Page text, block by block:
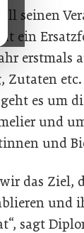
seinen
ein
erstmals
Zutaten
es um
und
und
das Ziel,
und
sagt